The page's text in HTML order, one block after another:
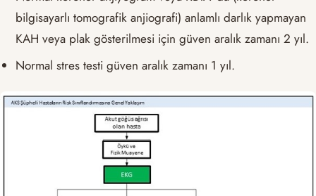
bilgisayarlı tomografik anjiografi) anlamlı darlık yapmayan
KAH veya plak gösterilmesi için güven aralık zamanı 2 yıl.
Normal stres testi güven aralık zamanı 1 yıl.